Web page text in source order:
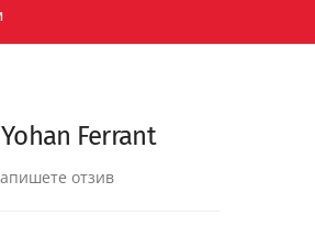
Ferrant
отзив